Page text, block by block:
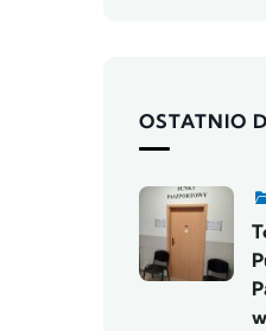
OSTATNIO